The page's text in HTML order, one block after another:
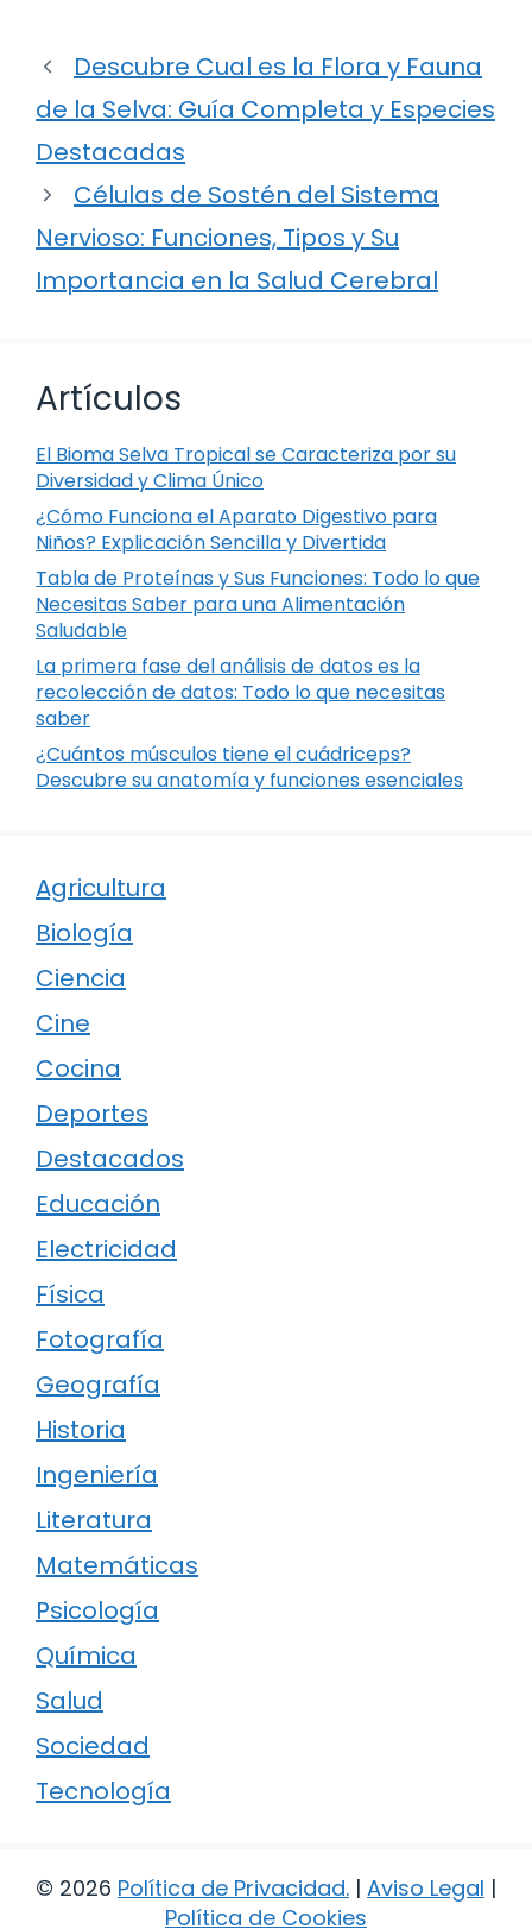
Descubre Cual es la Flora y Fauna
de la Selva: Guía Completa y Especies
Destacadas
Células de Sostén del Sistema
Nervioso: Funciones, Tipos y Su
Importancia en la Salud Cerebral
Artículos
El Bioma Selva Tropical se Caracteriza por su
Diversidad y Clima Único
¿Cómo Funciona el Aparato Digestivo para
Niños? Explicación Sencilla y Divertida
Tabla de Proteínas y Sus Funciones: Todo lo que
Necesitas Saber para una Alimentación
Saludable
La primera fase del análisis de datos es la
recolección de datos: Todo lo que necesitas
saber
¿Cuántos músculos tiene el cuádriceps?
Descubre su anatomía y funciones esenciales
Agricultura
Biología
Ciencia
Cine
Cocina
Deportes
Destacados
Educación
Electricidad
Física
Fotografía
Geografía
Historia
Ingeniería
Literatura
Matemáticas
Psicología
Química
Salud
Sociedad
Tecnología
© 2026 Política de Privacidad. | Aviso Legal |
Política de Cookies